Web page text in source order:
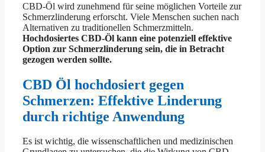
CBD-Öl wird zunehmend für seine möglichen Vorteile zur
Schmerzlinderung erforscht. Viele Menschen suchen nach
Alternativen zu traditionellen Schmerzmitteln.
Hochdosiertes CBD-Öl kann eine potenziell effektive
Option zur Schmerzlinderung sein, die in Betracht
gezogen werden sollte.
CBD Öl hochdosiert gegen
Schmerzen: Effektive Linderung
durch richtige Anwendung
Es ist wichtig, die wissenschaftlichen und medizinischen